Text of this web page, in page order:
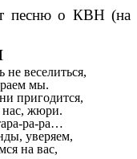
песню о КВН (на
не веселиться,
мы.
пригодится,
жюри.
pa-pa…
уверяем,
на вас,